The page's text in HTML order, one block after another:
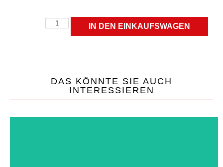
IN DEN EINKAUFSWAGEN
DAS KÖNNTE SIE AUCH
INTERESSIEREN